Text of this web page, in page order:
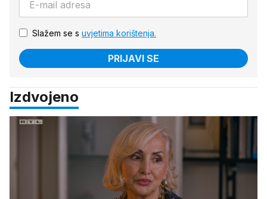
Slažem se s uvjetima korištenja.
PRIJAVI SE
Izdvojeno